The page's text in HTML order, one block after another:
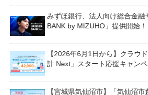
みずほ銀行、法人向け総合金融
BANK by MIZUHO」提供開始！
【2026年6月1日から】クラウ
計 Next」スタート応援キャン
【宮城県気仙沼市】「気仙沼